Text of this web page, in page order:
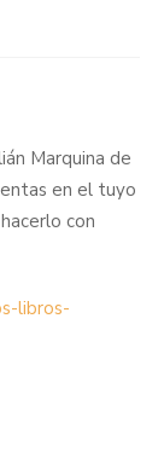
Marquina de
en el tuyo
con
libros-